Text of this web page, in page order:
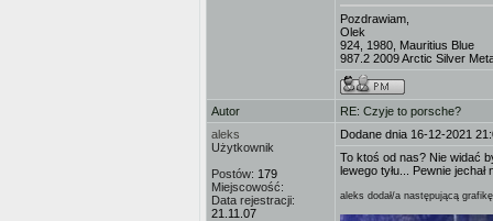
Pozdrawiam,
Olek
924, 1980, Mauritius Blue
987.2 2009 Arctic Silver
Autor
RE: Czyje to porsche?
aleks
Użytkownik
Postów: 179
Miejscowość:
Data rejestracji:
21.11.07
Dodane dnia 16-12-2021
To ktoś od nas? Nie widać
lewego tyłu... Pewnie
aleks dodał/a następującą